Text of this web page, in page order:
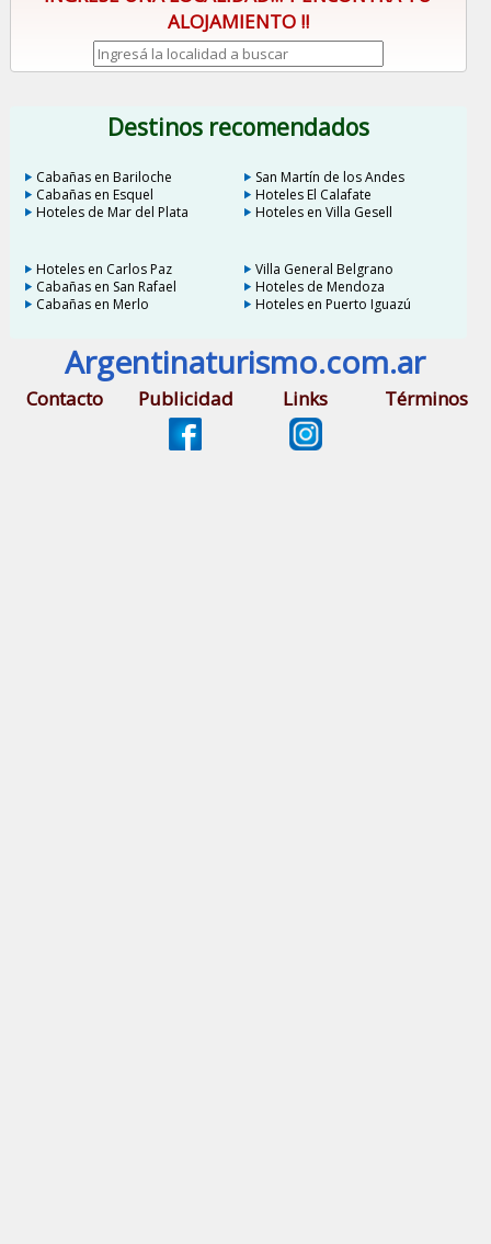
ALOJAMIENTO !!
Destinos recomendados
Cabañas en Bariloche
San Martín de los Andes
Cabañas en Esquel
Hoteles El Calafate
Hoteles de Mar del Plata
Hoteles en Villa Gesell
Hoteles en Carlos Paz
Villa General Belgrano
Cabañas en San Rafael
Hoteles de Mendoza
Cabañas en Merlo
Hoteles en Puerto Iguazú
Argentinaturismo.com.ar
Contacto Publicidad Links Términos